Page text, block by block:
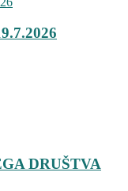
DRUŠTVA